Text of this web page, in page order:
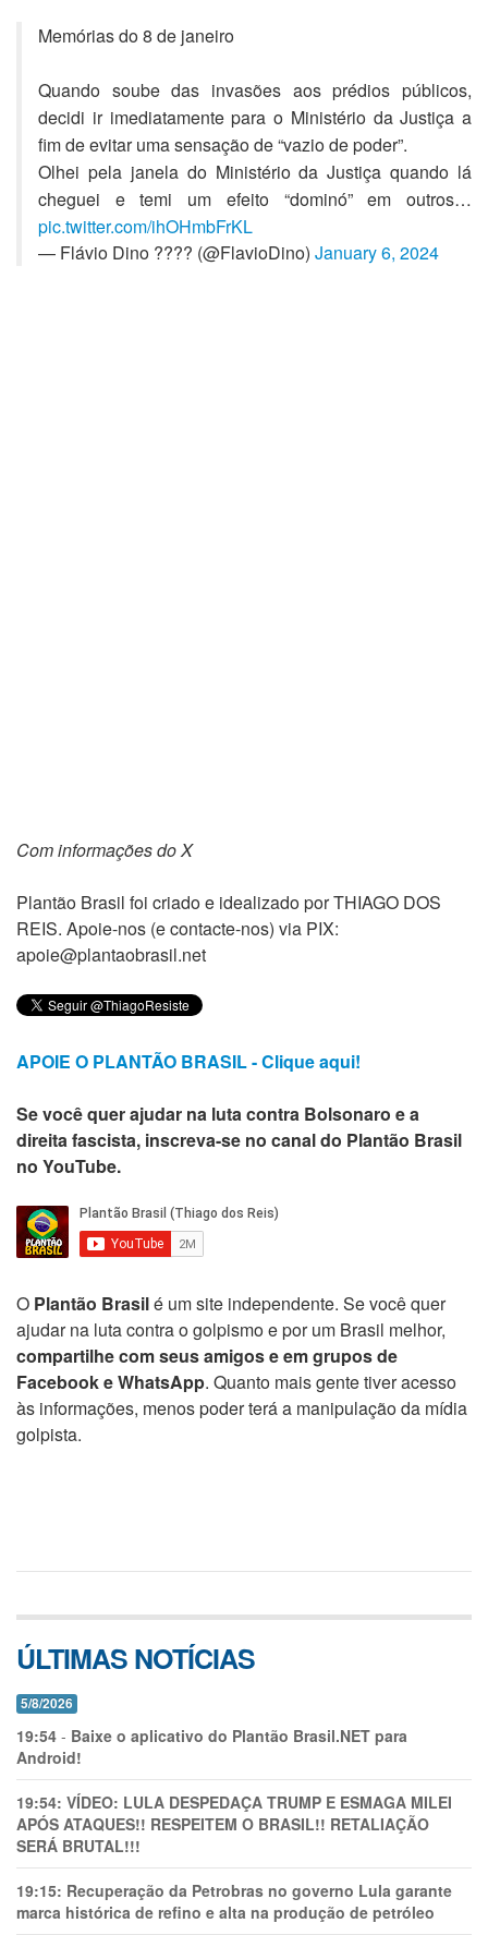
Memórias do 8 de janeiro
Quando soube das invasões aos prédios públicos,
decidi ir imediatamente para o Ministério da Justiça a
fim de evitar uma sensação de “vazio de poder”.
Olhei pela janela do Ministério da Justiça quando lá
cheguei e temi um efeito “dominó” em outros…
pic.twitter.com/ihOHmbFrKL
— Flávio Dino ???? (@FlavioDino) January 6, 2024
Com informações do X
Plantão Brasil foi criado e idealizado por THIAGO DOS
REIS. Apoie-nos (e contacte-nos) via PIX:
apoie@plantaobrasil.net
APOIE O PLANTÃO BRASIL - Clique aqui!
Se você quer ajudar na luta contra Bolsonaro e a
direita fascista, inscreva-se no canal do Plantão Brasil
no YouTube.
O Plantão Brasilé um site independente. Se você quer
ajudar na luta contra o golpismo e por um Brasil melhor,
compartilhe com seus amigos e em grupos de
Facebook e WhatsApp. Quanto mais gente tiver acesso
às informações, menos poder terá a manipulação da mídia
golpista.
ÚLTIMAS NOTÍCIAS
5/8/2026
19:54 - Baixe o aplicativo do Plantão Brasil.NET para
Android!
19:54: VÍDEO: LULA DESPEDAÇA TRUMP E ESMAGA MILEI
APÓS ATAQUES!! RESPEITEM O BRASIL!! RETALIAÇÃO
SERÁ BRUTAL!!!
19:15: Recuperação da Petrobras no governo Lula garante
marca histórica de refino e alta na produção de petróleo